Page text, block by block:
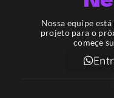
Nossa equipe
projeto para o
começe